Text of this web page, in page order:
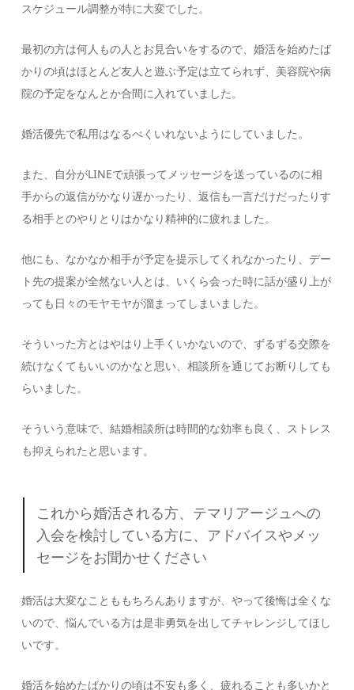
スケジュール調整が特に大変でした。
最初の方は何人もの人とお見合いをするので、婚活を始めたば
かりの頃はほとんど友人と遊ぶ予定は立てられず、美容院や病
院の予定をなんとか合間に入れていました。
婚活優先で私用はなるべくいれないようにしていました。
また、自分がLINEで頑張ってメッセージを送っているのに相
手からの返信がかなり遅かったり、返信も一言だけだったりす
る相手とのやりとりはかなり精神的に疲れました。
他にも、なかなか相手が予定を提示してくれなかったり、デー
ト先の提案が全然ない人とは、いくら会った時に話が盛り上が
っても日々のモヤモヤが溜まってしまいました。
そういった方とはやはり上手くいかないので、ずるずる交際を
続けなくてもいいのかなと思い、相談所を通じてお断りしても
らいました。
そういう意味で、結婚相談所は時間的な効率も良く、ストレス
も抑えられたと思います。
これから婚活される方、テマリアージュへの
入会を検討している方に、アドバイスやメッ
セージをお聞かせください
婚活は大変なことももちろんありますが、やって後悔は全くな
いので、悩んでいる方は是非勇気を出してチャレンジしてほし
いです。
婚活を始めたばかりの頃は不安も多く、疲れることも多いかと